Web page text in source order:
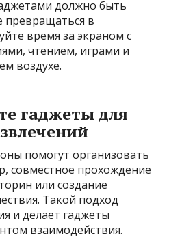
должно быть
превращаться в
время за экраном с
чтением, играми и
воздухе.
гаджеты для
помогут организовать
совместное прохождение
или создание
Такой подход
и делает гаджеты
взаимодействия.